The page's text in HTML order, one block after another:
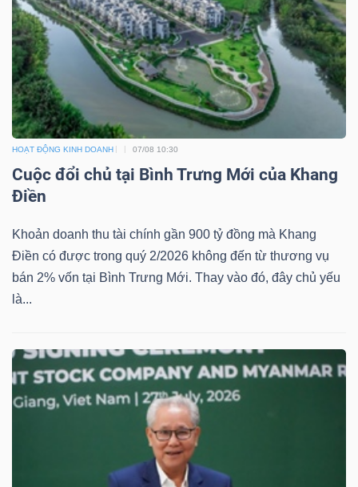
HOẠT ĐỘNG KINH DOANH 07/08 10:30
Cuộc đổi chủ tại Bình Trưng Mới của Khang
Điền
Khoản doanh thu tài chính gần 900 tỷ đồng mà Khang
Điền có được trong quý 2/2026 không đến từ thương vụ
bán 2% vốn tại Bình Trưng Mới. Thay vào đó, đây chủ yếu
là...